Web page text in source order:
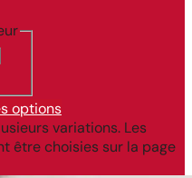
options
variations. Les
être choisies sur la page